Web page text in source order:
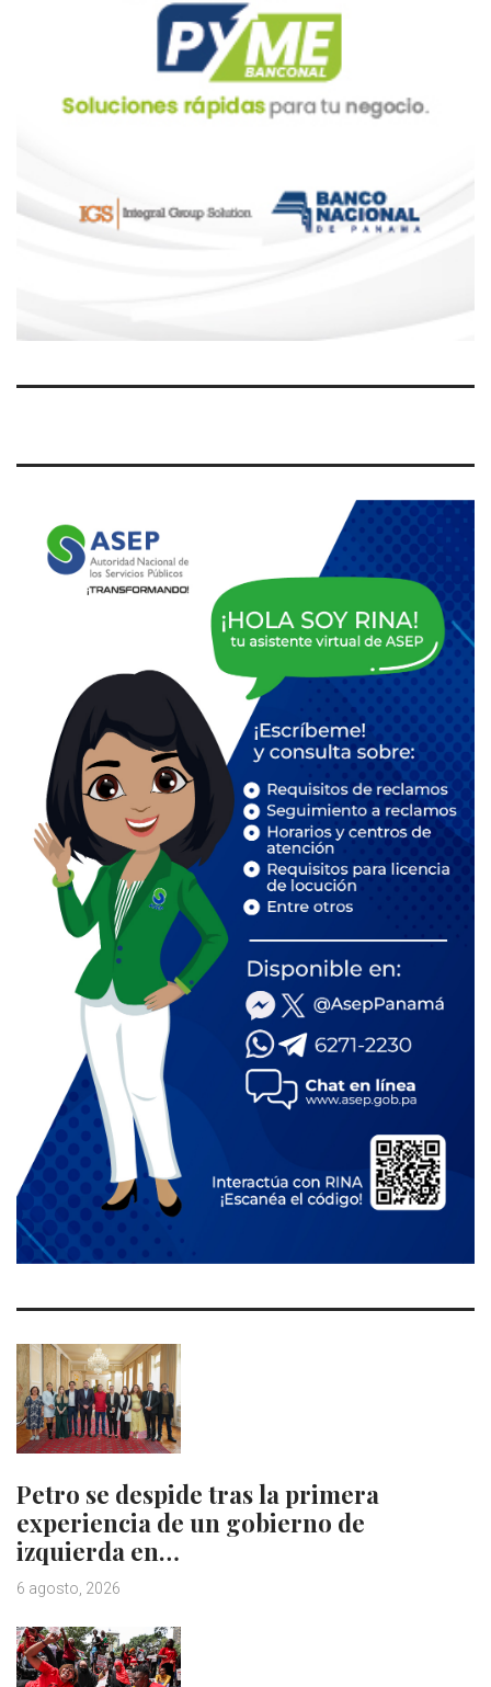
Petro se despide tras la primera
experiencia de un gobierno de
izquierda en…
6 agosto, 2026